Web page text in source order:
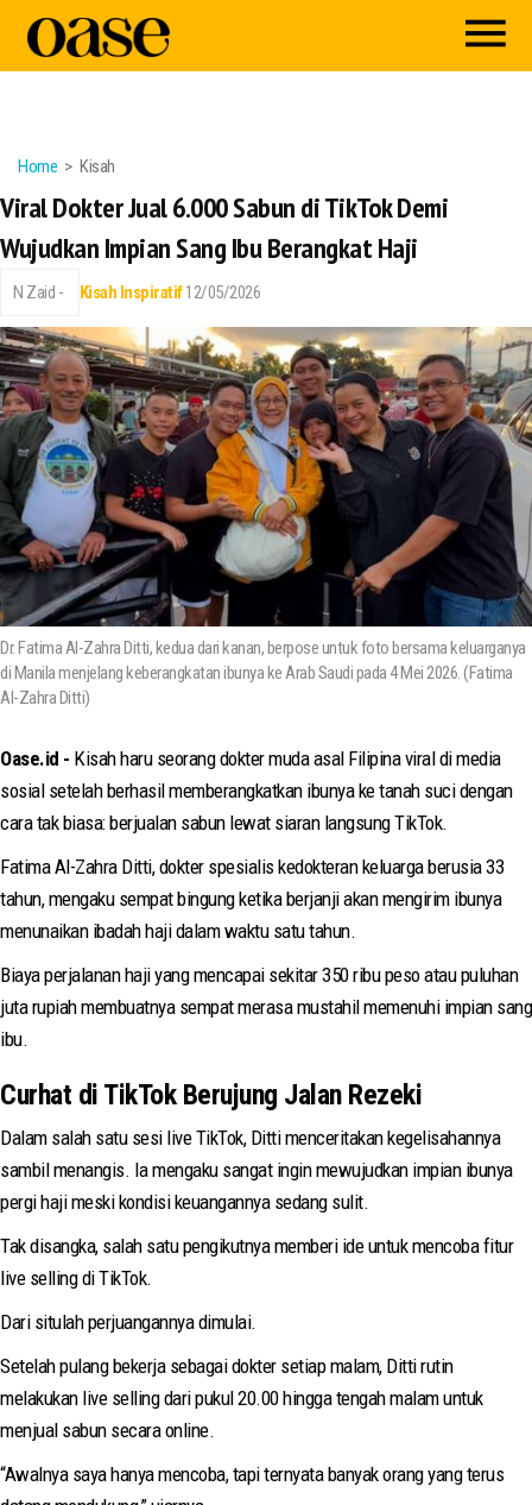
Home Kisah
Viral Dokter Jual 6.000 Sabun di TikTok Demi
Wujudkan Impian Sang Ibu Berangkat Haji
N Zaid - Kisah Inspiratif12/05/2026
Dr. Fatima Al-Zahra Ditti, kedua dari kanan, berpose untuk foto bersama keluarganya
di Manila menjelang keberangkatan ibunya ke Arab Saudi pada 4 Mei 2026. (Fatima
Al-Zahra Ditti)
Oase.id - Kisah haru seorang dokter muda asal Filipina viral di media
sosial setelah berhasil memberangkatkan ibunya ke tanah suci dengan
cara tak biasa: berjualan sabun lewat siaran langsung TikTok.
Fatima Al-Zahra Ditti, dokter spesialis kedokteran keluarga berusia 33
tahun, mengaku sempat bingung ketika berjanji akan mengirim ibunya
menunaikan ibadah haji dalam waktu satu tahun.
Biaya perjalanan haji yang mencapai sekitar 350 ribu peso atau puluhan
juta rupiah membuatnya sempat merasa mustahil memenuhi impian sang
ibu.
Curhat di TikTok Berujung Jalan Rezeki
Dalam salah satu sesi live TikTok, Ditti menceritakan kegelisahannya
sambil menangis. Ia mengaku sangat ingin mewujudkan impian ibunya
pergi haji meski kondisi keuangannya sedang sulit.
Tak disangka, salah satu pengikutnya memberi ide untuk mencoba fitur
live selling di TikTok.
Dari situlah perjuangannya dimulai.
Setelah pulang bekerja sebagai dokter setiap malam, Ditti rutin
melakukan live selling dari pukul 20.00 hingga tengah malam untuk
menjual sabun secara online.
“Awalnya saya hanya mencoba, tapi ternyata banyak orang yang terus